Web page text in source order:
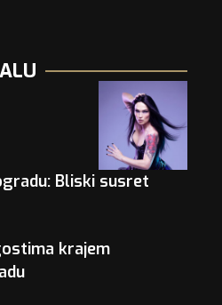
Bliski susret
krajem